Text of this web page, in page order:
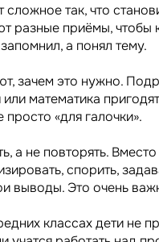
так, что
разные приёмы, чтобы
а понял тему.
зачем это нужно.
математика
просто «для галочки».
а не повторять.
спорить,
выводы. Это очень
классах дети не